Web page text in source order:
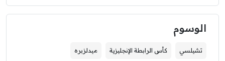
الوسوم
تشيلسي كأس الرابطة الإنجليزية ميدلزبره